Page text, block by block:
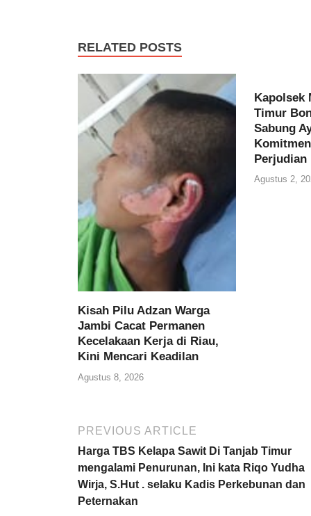
RELATED POSTS
Kisah Pilu Adzan Warga
Jambi Cacat Permanen
Kecelakaan Kerja di Riau,
Kini Mencari Keadilan
Agustus 8, 2026
Kapolsek
Timur
Sabung
Perjudian
Agustus 2,
PREVIOUS ARTICLE
Harga TBS Kelapa Sawit Di Tanjab Timur
mengalami Penurunan, Ini kata Riqo Yudha
Wirja, S.Hut . selaku Kadis Perkebunan dan
Peternakan